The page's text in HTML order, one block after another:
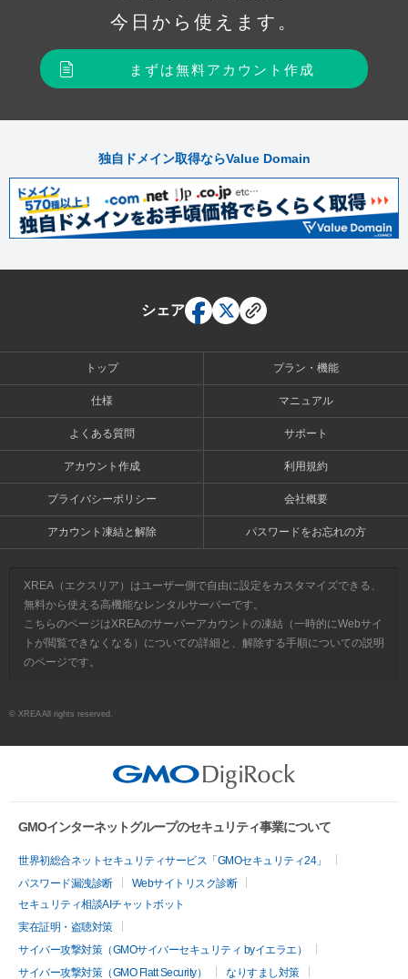
今日から使えます。
まずは無料アカウント作成
独自ドメイン取得ならValue Domain
シェア
トップ プラン・機能
仕様 マニュアル
よくある質問 サポート
アカウント作成 利用規約
プライバシーポリシー 会社概要
アカウント凍結と解除 パスワードをお忘れの方
XREA（エクスリア）はユーザー側で自由に設定をカスタマイズできる、
無料から使える高機能なレンタルサーバーです。
こちらのページはXREAのサーバーアカウントの凍結（一時的にWebサイ
トが閲覧できなくなる）についての詳細と、解除する手順についての説明
のページです。
© XREA All rights reserved.
GMOインターネットグループのセキュリティ事業について
世界初総合ネットセキュリティサービス「GMOセキュリティ24」
パスワード漏洩診断
Webサイトリスク診断
セキュリティ相談AIチャットボット
実在証明・盗聴対策
サイバー攻撃対策（GMOサイバーセキュリティ byイエラエ）
サイバー攻撃対策（GMO Flatt Security）
なりすまし対策